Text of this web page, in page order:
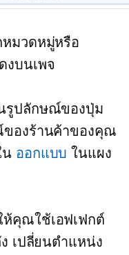
มวดหมู่หรือ
บนเพจ
รูปลักษณ์ของปุ่ม
ของร้านค้าของคุณ
น ออกแบบ ในแผง
คุณใช้เอฟเฟกต์
เปลี่ยนตำแหน่ง